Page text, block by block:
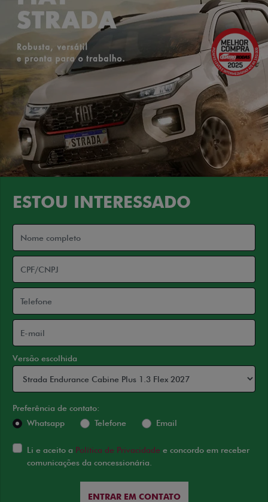
ESTOU INTERESSADO
Versão escolhida
Preferência de contato:
Whatsapp
Telefone Email
Li e aceito a Política de Privacidade e concordo em receber
comunicações da concessionária.
ENTRAR EM CONTATO